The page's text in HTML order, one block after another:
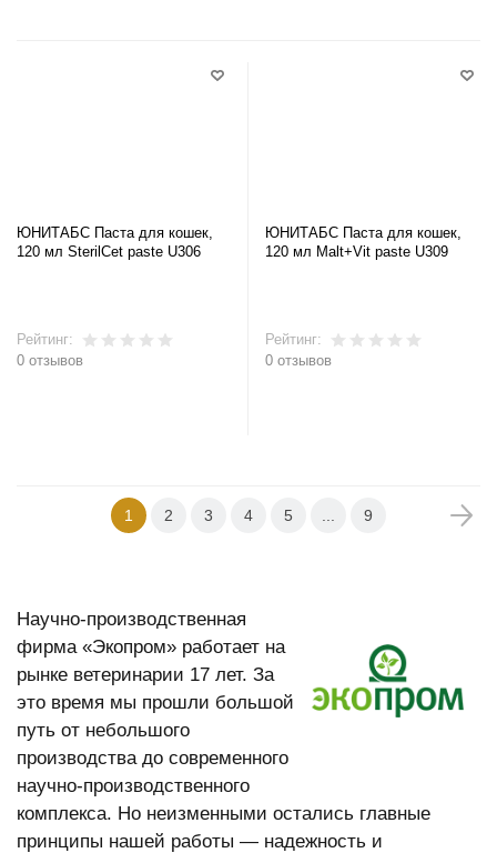
Научно-производственная
фирма «Экопром» работает на
рынке ветеринарии 17 лет. За
это время мы прошли большой
путь от небольшого
производства до современного
научно-производственного
комплекса. Но неизменными остались главные
принципы нашей работы — надежность и
ЮНИТАБС Паста для кошек,
120 мл SterilCet paste U306
Рейтинг:
0 отзывов
ЮНИТАБС Паста для кошек,
120 мл Malt+Vit paste U309
Рейтинг:
0 отзывов
1 2 3 4 5 9